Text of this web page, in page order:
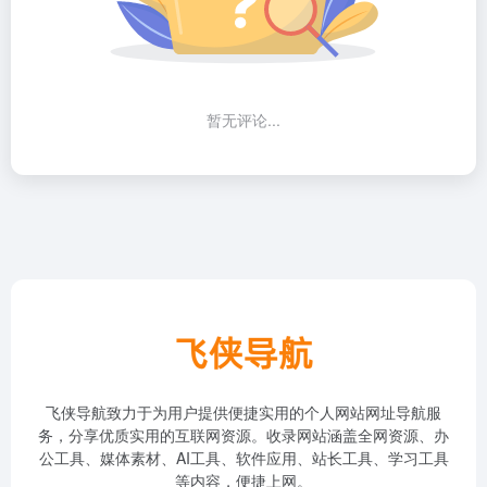
暂无评论...
飞侠导航致力于为用户提供便捷实用的个人网站网址导航服
务，分享优质实用的互联网资源。收录网站涵盖全网资源、办
公工具、媒体素材、AI工具、软件应用、站长工具、学习工具
等内容，便捷上网。